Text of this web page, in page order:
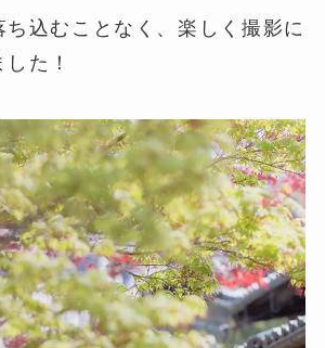
ち込むことなく、楽しく撮影に
た！